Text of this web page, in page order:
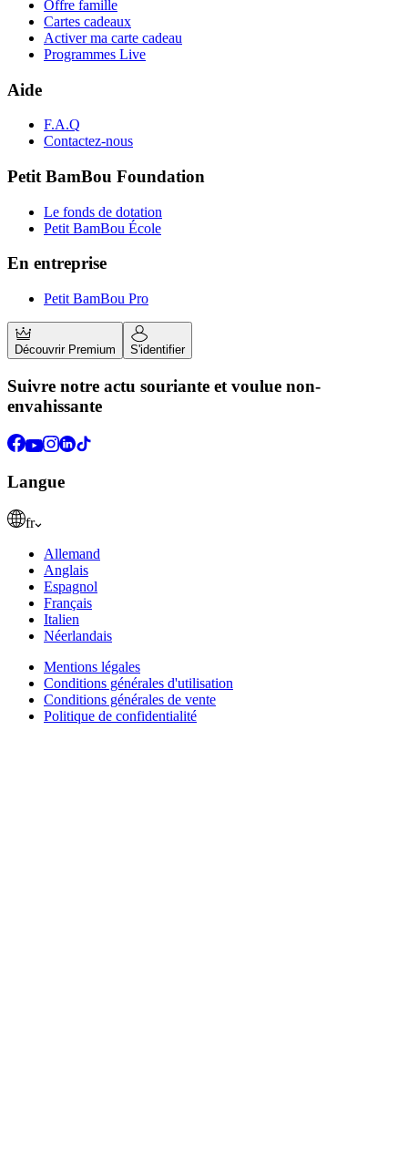
Offre famille
Cartes cadeaux
Activer ma carte cadeau
Programmes Live
Aide
F.A.Q
Contactez-nous
Petit BamBou Foundation
Le fonds de dotation
Petit BamBou École
En entreprise
Petit BamBou Pro
Découvrir Premium S'identifier
Suivre notre actu souriante et voulue non-
envahissante
Langue
fr
Allemand
Anglais
Espagnol
Français
Italien
Néerlandais
Mentions légales
Conditions générales d'utilisation
Conditions générales de vente
Politique de confidentialité